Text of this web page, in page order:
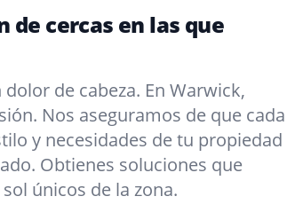
cercas en las que
de cabeza. En Warwick,
Nos aseguramos de que cada
y necesidades de tu propiedad
Obtienes soluciones que
únicos de la zona.